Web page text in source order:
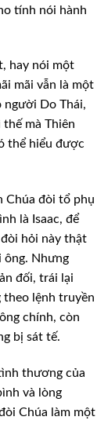
tính nói hành
hay nói một
mãi vẫn là một
người Do Thái,
thế mà Thiên
thể hiểu được
Chúa đòi tổ phụ
là Isaac, để
đòi hỏi này thật
ông. Nhưng
đối, trái lại
theo lệnh truyền
chính, còn
bị sát tế.
thương của
và lòng
Chúa làm một